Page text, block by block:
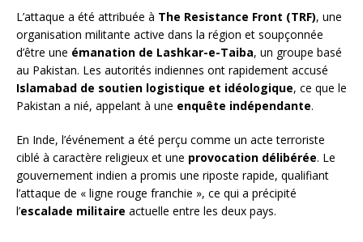
L’attaque a été attribuée à The Resistance Front (TRF), une
organisation militante active dans la région et soupçonnée
d’être une émanation de Lashkar-e-Taiba, un groupe basé
au Pakistan. Les autorités indiennes ont rapidement accusé
Islamabad de soutien logistique et idéologique, ce que le
Pakistan a nié, appelant à une enquête indépendante.
En Inde, l’événement a été perçu comme un acte terroriste
ciblé à caractère religieux et une provocation délibérée. Le
gouvernement indien a promis une riposte rapide, qualifiant
l’attaque de « ligne rouge franchie », ce qui a précipité
l’escalade militaire actuelle entre les deux pays.